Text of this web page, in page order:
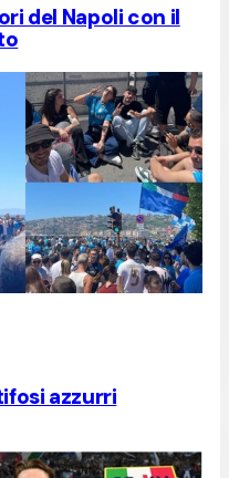
del Napoli ​​​​​​con il
azzurri